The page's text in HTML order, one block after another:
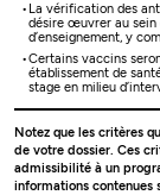
La vérification des
désire œuvrer au sein
d’enseignement, y
Certains vaccins
établissement de
stage en milieu
Notez que les critères
de votre dossier. Ces
admissibilité à un
informations contenues